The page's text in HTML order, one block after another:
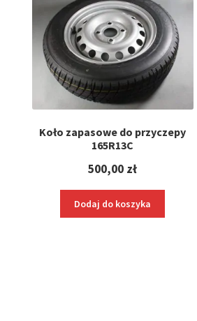
Koło zapasowe do przyczepy
165R13C
500,00 zł
Dodaj do koszyka